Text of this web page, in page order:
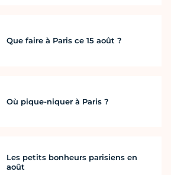
Que faire à Paris ce 15 août ?
Où pique-niquer à Paris ?
Les petits bonheurs parisiens en
août